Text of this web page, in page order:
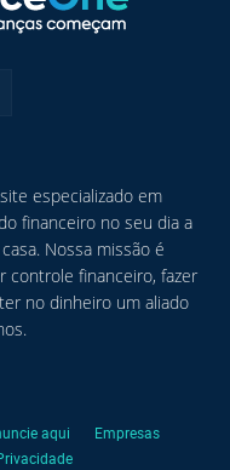
especializado em
financeiro no seu dia a
Nossa missão é
controle financeiro, fazer
no dinheiro um aliado
aqui
Empresas